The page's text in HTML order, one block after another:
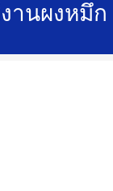
านผงหมึก